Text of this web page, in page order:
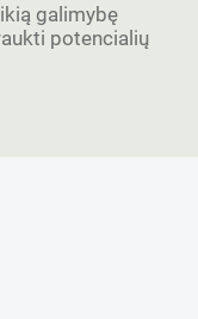
galimybę
potencialių